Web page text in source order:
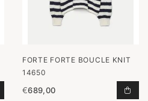
PULLOVER ROLINE BLACK
FORTE FORTE BOUCLE KNIT
14650
€689,00